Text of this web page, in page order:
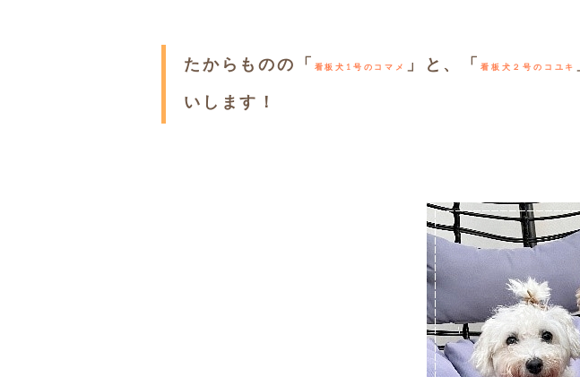
たからものの「 看板犬1号のコマメ 」と、「看板犬２号のコユキ
いします！